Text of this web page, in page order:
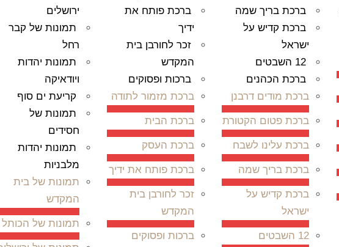
ברכת בריך שמה
ברכת קדיש על
ישראל
12 השבטים
ברכת הכהנים
ברכת מודים דרבנן
ברכת פטום הקטורת
ברכת עלינו לשבח
ברכת בריך שמה
ברכת קדיש על
ישראל
12 השבטים
ברכת פותח את
ידיך
זכר לחורבן בית
המקדש
ברכות ופסוקים
ברכת מזמור לתודה
ברכת הבית
ברכת העסק
ברכת פותח את ידיך
זכר לחורבן בית
המקדש
ברכות ופסוקים
ירושלים
תמונות של קבר
רחל
תמונות יהדות
ויודאיקה
קריעת ים סוף
תמונות של
חסידים
תמונות יהדות
מלבניות
תמונות של בית
המקדש
תמונות של הכותל